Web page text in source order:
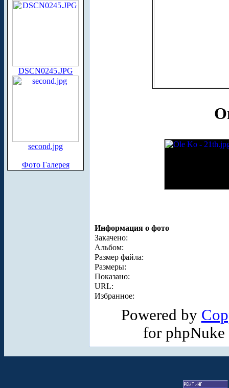
DSCN0245.JPG
second.jpg
Фото Галерея
Информация о фото
Закачено:
Альбом:
Размер файла:
Размеры:
Показано:
URL:
Избранное:
Powered by
for